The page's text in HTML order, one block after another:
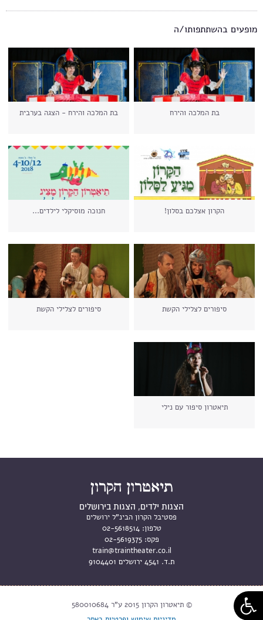
מופעים בהשתתפותו/ה
בת המלכה והירח בת המלכה והירח - הצגה בערבית
הקרון אצלכם בסלון! חנוכה מוסיקלי לילדים...
סיפורים לצלילי הקשת סיפורים לצלילי הקשת
תיאטרון סיפור עם נילי
הצגות ילדים, הצגות בירושלים
פסטיבל הקרון הבינ"ל ירושלים
טלפון: 02-5618514
פקס: 02-5619375
train@traintheater.co.il
ת.ד. 4541 ירושלים 9104401
© תיאטרון הקרון 2015 ע"ר 580010684